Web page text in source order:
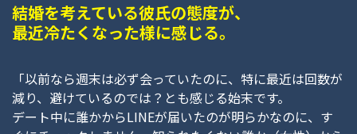
結婚を考えている彼氏の態度が、
最近冷たくなった様に感じる。
「以前なら週末は必ず会っていたのに、特に最近は回数が
減り、避けているのでは？とも感じる始末です。
デート中に誰かからLINEが届いたのが明らかなのに、す